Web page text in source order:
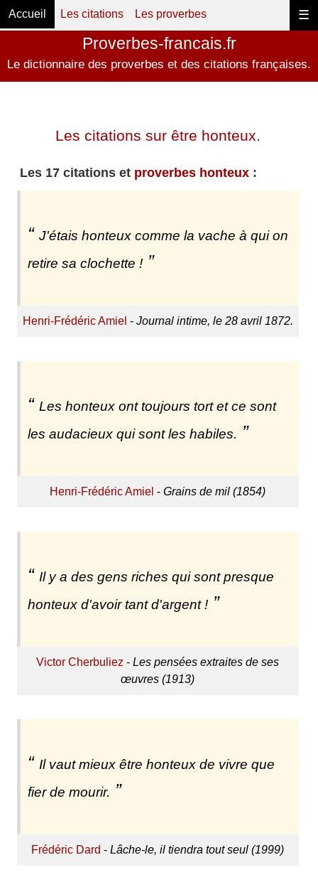
☰
Accueil Les citations Les proverbes
Proverbes-francais.fr
Le dictionnaire des proverbes et des citations françaises.
Les citations sur être honteux.
Les 17 citations et proverbes honteux:
J'étais honteux comme la vache à qui on
retire sa clochette !
Henri-Frédéric Amiel - Journal intime, le 28 avril 1872.
Les honteux ont toujours tort et ce sont
les audacieux qui sont les habiles.
Henri-Frédéric Amiel -Grains de mil (1854)
Il y a des gens riches qui sont presque
honteux d'avoir tant d'argent !
Victor Cherbuliez -Les pensées extraites de ses
œuvres (1913)
Il vaut mieux être honteux de vivre que
fier de mourir.
Frédéric Dard -Lâche-le, il tiendra tout seul (1999)